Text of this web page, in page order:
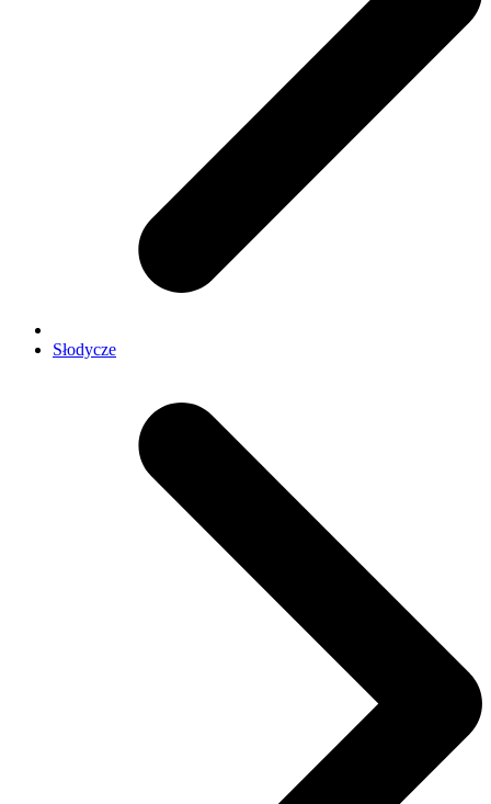
Słodycze